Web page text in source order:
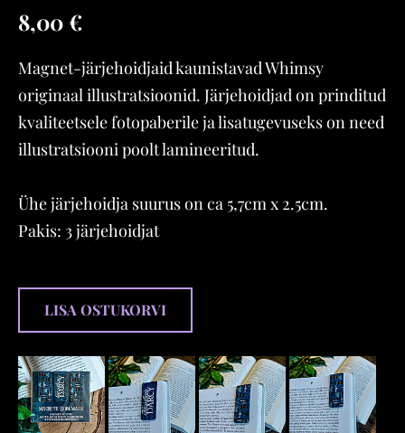
8,00 €
Magnet-järjehoidjaid kaunistavad Whimsy
originaal illustratsioonid. Järjehoidjad on prinditud
kvaliteetsele fotopaberile ja lisatugevuseks on need
illustratsiooni poolt lamineeritud.
Ühe järjehoidja suurus on ca 5,7cm x 2.5cm.
Pakis: 3 järjehoidjat
LISA OSTUKORVI